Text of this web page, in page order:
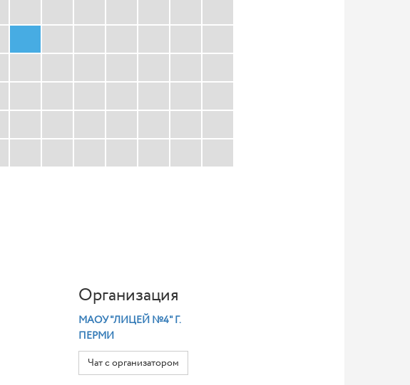
Организация
МАОУ "ЛИЦЕЙ №4" Г.
ПЕРМИ
Чат с организатором